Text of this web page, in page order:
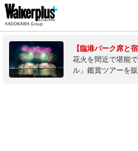
【臨港パーク席と
花火を間近で堪能
ル」鑑賞ツアーを